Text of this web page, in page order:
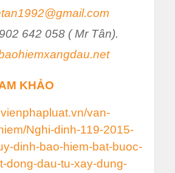
642 058 ( Mr Tân).
KHẢO
van-
Nghi-dinh-119-2015-
dinh-bao-hiem-bat-buoc-
dong-dau-tu-xay-dung-